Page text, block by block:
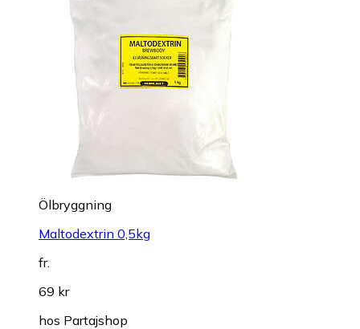
Ölbryggning
Maltodextrin 0,5kg
fr.
69 kr
hos Partajshop